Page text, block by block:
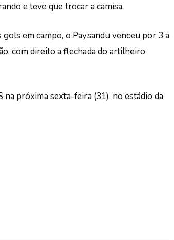
e teve que trocar a camisa.
em campo, o Paysandu venceu por 3 a
com direito a flechada do artilheiro
próxima sexta-feira (31), no estádio da